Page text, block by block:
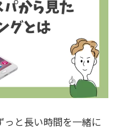
と長い時間を一緒に